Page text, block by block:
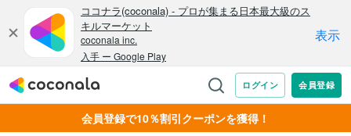
会員登録で10％割引クーポンを獲得！